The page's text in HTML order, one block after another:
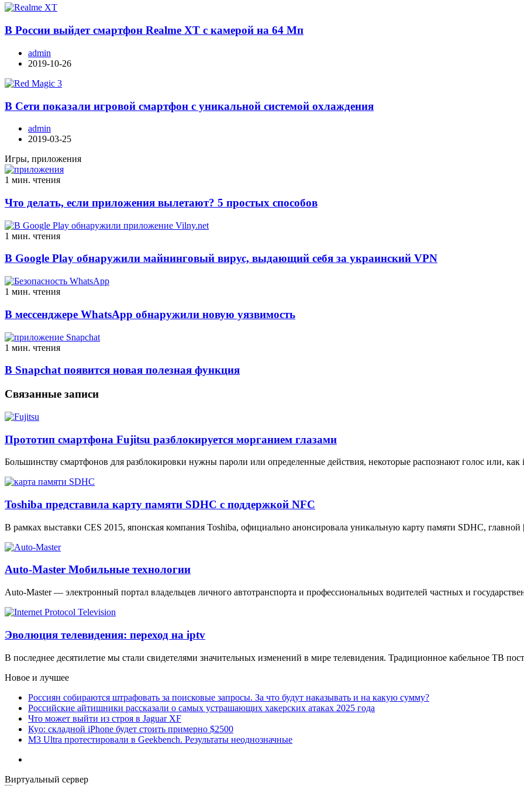
В России выйдет смартфон Realme XT с камерой на 64 Мп
admin
2019-10-26
В Сети показали игровой смартфон с уникальной системой охлаждения
admin
2019-03-25
Игры, приложения
1 мин. чтения
Что делать, если приложения вылетают? 5 простых способов
1 мин. чтения
В Google Play обнаружили майнинговый вирус, выдающий себя за украинский VPN
1 мин. чтения
В мессенджере WhatsApp обнаружили новую уязвимость
1 мин. чтения
В Snapchat появится новая полезная функция
Связанные записи
Прототип смартфона Fujitsu разблокируется морганием глазами
Большинству смартфонов для разблокировки нужны пароли или определенные действия, некоторые распознают голос или,
Toshiba представила карту памяти SDHC с поддержкой NFC
В рамках выставки CES 2015, японская компания Toshiba, официально анонсировала уникальную карту памяти SDHC,
Auto-Master Мобильные технологии
Auto-Master — электронный портал владельцев личного автотранспорта и профессиональных водителей частных и
Эволюция телевидения: переход на iptv
В последнее десятилетие мы стали свидетелями значительных изменений в мире телевидения. Традиционное кабельное ТВ
Новое и лучшее
Россиян собираются штрафовать за поисковые запросы. За что будут наказывать и на какую сумму?
Российские айтишники рассказали о самых устрашающих хакерских атаках 2025 года
Что может выйти из строя в Jaguar XF
Куо: складной iPhone будет стоить примерно $2500
M3 Ultra протестировали в Geekbench. Результаты неоднозначные
Виртуальный сервер